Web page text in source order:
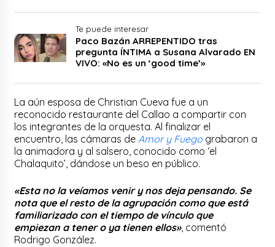
Te puede interesar
Paco Bazán ARREPENTIDO tras
pregunta ÍNTIMA a Susana Alvarado EN
VIVO: «No es un ‘good time’»
La aún esposa de Christian Cueva fue a un
reconocido restaurante del Callao a compartir con
los integrantes de la orquesta. Al finalizar el
encuentro, las cámaras de Amor y Fuego grabaron a
la animadora y al salsero, conocido como ‘el
Chalaquito’, dándose un beso en público.
«Esta no la veíamos venir y nos deja pensando. Se
nota que el resto de la agrupación como que está
familiarizado con el tiempo de vínculo que
empiezan a tener o ya tienen ellos», comentó
Rodrigo González.